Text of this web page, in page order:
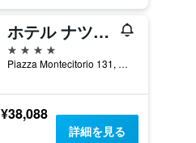
ホテル ナツィオナーレ
4つ星
Piazza Montecitorio 131, ローマ, イタリア
¥38,088
詳細を見る